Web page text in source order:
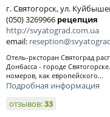
г. Святогорск, ул.
(050) 3269966 рецепция
http://svyatograd.com.ua
email:
Отель-рксторан Святоград
Донбасса - городе
номеров, как европейского...
Подробная информация
отзывов:33